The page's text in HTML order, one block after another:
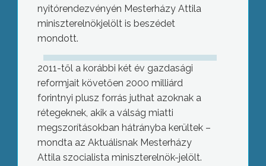
nyitórendezvényén Mesterházy Attila
miniszterelnökjelölt is beszédet
mondott.
2011-től a korábbi két év gazdasági
reformjait követően 2000 milliárd
forintnyi plusz forrás juthat azoknak a
rétegeknek, akik a válság miatti
megszorításokban hátrányba kerültek –
mondta az Aktuálisnak Mesterházy
Attila szocialista miniszterelnök-jelölt.